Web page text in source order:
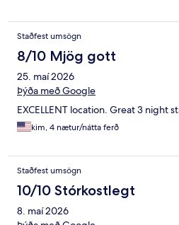
Staðfest umsögn
8/10 Mjög gott
25. maí 2026
Þýða með Google
EXCELLENT location. Great 3 night
kim, 4 nætur/nátta ferð
Staðfest umsögn
10/10 Stórkostlegt
8. maí 2026